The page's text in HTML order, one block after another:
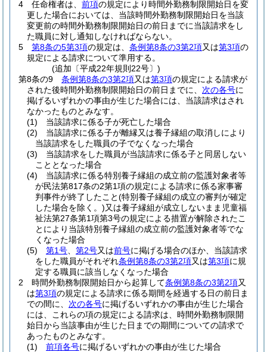
4
任命権者は、 前項の規定により時間外勤務制限開始日を変
更した場合においては、当該時間外勤務制限開始日を当該
変更前の時間外勤務制限開始日の前日までに当該請求をし
た職員に対し通知しなければならない。
5
第8条の5第3項の規定は、 条例第8条の3第2項又は第3項の
規定による請求について準用する。
(追加〔平成22年規則22号〕)
第8条の9
条例第8条の3第2項又は第3項の規定による請求が
された後時間外勤務制限開始日の前日までに、 次の各号に
掲げるいずれかの事由が生じた場合には、当該請求はされ
なかったものとみなす。
(1)
当該請求に係る子が死亡した場合
(2)
当該請求に係る子が離縁又は養子縁組の取消しにより
当該請求をした職員の子でなくなった場合
(3)
当該請求をした職員が当該請求に係る子と同居しない
こととなった場合
(4)
当該請求に係る特別養子縁組の成立前の監護対象者等
が民法第817条の2第1項の規定による請求に係る家事審
判事件が終了したこと(特別養子縁組の成立の審判が確定
した場合を除く。)又は養子縁組が成立しないまま児童福
祉法第27条第1項第3号の規定による措置が解除されたこ
とにより当該特別養子縁組の成立前の監護対象者等でな
くなった場合
(5)
第1号 第2号又は前号に掲げる場合のほか、当該請求
をした職員がそれぞれ条例第8条の3第2項又は第3項に規
定する職員に該当しなくなった場合
2
時間外勤務制限開始日から起算して条例第8条の3第2項又
は第3項の規定による請求に係る期間を経過する日の前日ま
での間に、 次の各号に掲げるいずれかの事由が生じた場合
には、これらの項の規定による請求は、時間外勤務制限開
始日から当該事由が生じた日までの期間についての請求で
あったものとみなす。
(1)
前項各号に掲げるいずれかの事由が生じた場合